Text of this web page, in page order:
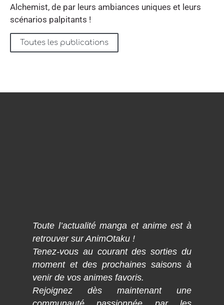
Alchemist, de par leurs ambiances uniques et leurs
scénarios palpitants !
Toutes les publications
Toute l’actualité manga et anime est à
retrouver sur AnimOtaku !
Tenez-vous au courant des sorties du
moment et des prochaines saisons à
venir de vos animes favoris.
Rejoignez dès maintenant une